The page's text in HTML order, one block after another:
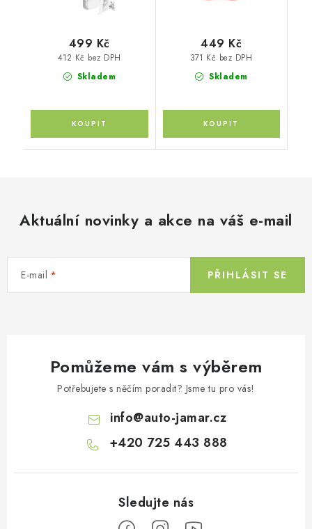
Skladem
412 Kč bez DPH
499 Kč
Skladem
371 Kč bez DPH
449 Kč
Aktuální novinky a akce na váš e-mail
E-mail PŘIHLÁSIT SE
Pomůžeme vám s výběrem
Potřebujete s něčím poradit? Jsme tu pro vás!
info@auto-jamar.cz
+420 725 443 888